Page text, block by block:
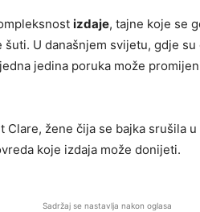
izdaje, tajne koje se
šuti. U današnjem svijetu, gdje
jedina poruka može
Clare, žene čija se bajka srušila
koje izdaja može donijeti.
Sadržaj se nastavlja nakon oglasa